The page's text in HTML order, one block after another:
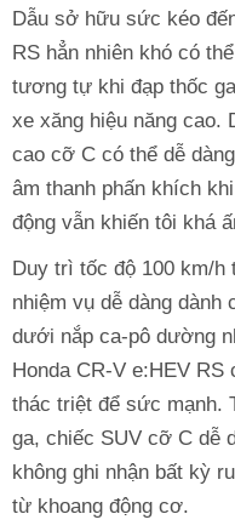
Dẫu sở hữu sức kéo
RS hẳn nhiên khó có
tương tự khi đạp thốc
xe xăng hiệu năng cao.
cao cỡ C có thể dễ
âm thanh phấn khích
động vẫn khiến tôi khá
Duy trì tốc độ 100 km/h
nhiệm vụ dễ dàng
dưới nắp ca-pô dường
Honda CR-V e:HEV RS
thác triệt để sức mạnh.
ga, chiếc SUV cỡ C dễ
không ghi nhận bất kỳ
từ khoang động cơ.